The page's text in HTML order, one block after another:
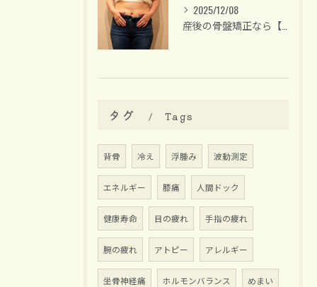
2025/12/08
タグ Tags
背骨 冷え 浮腫み 波動測定
エネルギー 膝痛 人間ドック
健康寿命 目の疲れ 手指の疲れ
腕の疲れ アトピー アレルギー
坐骨神経痛 ホルモンバランス めまい